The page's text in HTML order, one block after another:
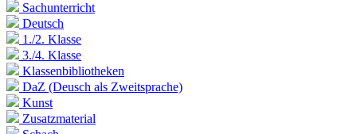
Sachunterricht
Deutsch
1./2. Klasse
3./4. Klasse
Klassenbibliotheken
DaZ (Deusch als Zweitsprache)
Kunst
Zusatzmaterial